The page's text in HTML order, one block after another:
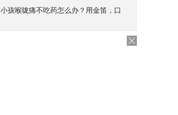
小孩喉咙痛不吃药怎么办？用金笛，口